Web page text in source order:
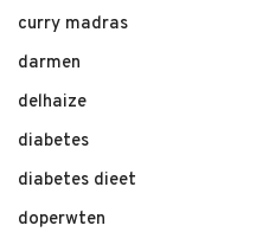
curry madras
darmen
delhaize
diabetes
diabetes dieet
doperwten